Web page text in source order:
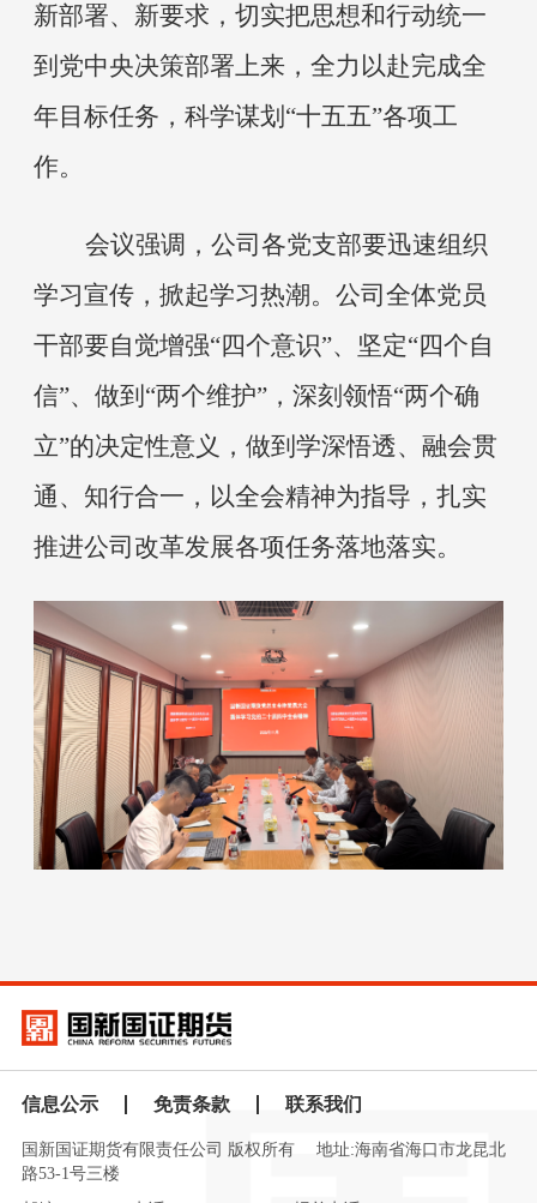
新部署、新要求，切实把思想和行动统一
到党中央决策部署上来，全力以赴完成全
年目标任务，科学谋划 “十五五”各项工
作。
会议强调， 公司 各党支部要迅速组织
学习宣传，掀起学习热潮。 公司 全体党员
干部要自觉增强“四个意识”、坚定“四个自
信”、做到“两个维护”，深刻领悟“两个确
立”的决定性意义，做到学深悟透、融会贯
通、知行合一，以全会精神为指导，扎实
推进公司改革发展各项任务落地落实。
信息公示 免责条款 联系我们
国新国证期货有限责任公司 版权所有
地址:海南省海口市龙昆北
路53-1号三楼